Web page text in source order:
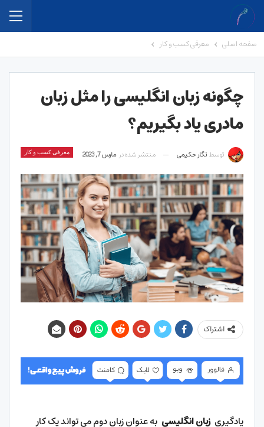
صفحه اصلی معرفی کسب و کار
چگونه زبان انگلیسی را مثل زبان
مادری یاد بگیریم؟
معرفی کسب و کار توسط نگار حکیمی منتشر شده در مارس 7, 2023
اشتراک
یادگیریزبان انگلیسی به عنوان زبان دوم می تواند یک کار